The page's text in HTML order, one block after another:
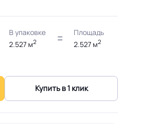
В упаковке
2.527 м2
Площадь
2.527 м2
Купить в 1 клик